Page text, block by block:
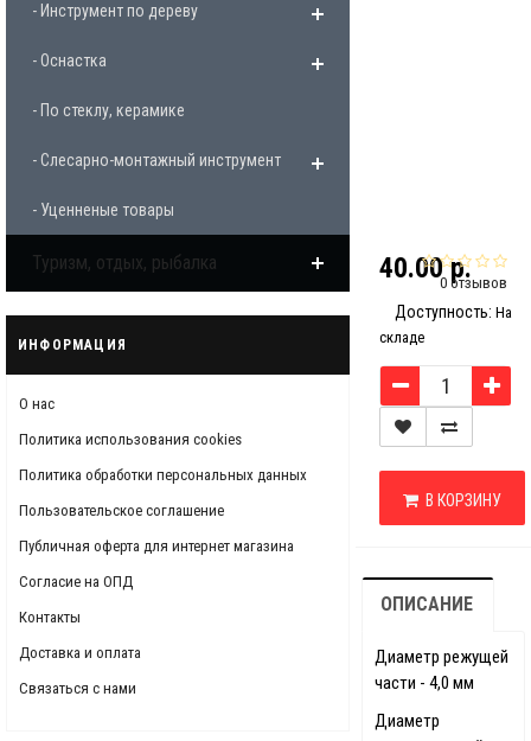
- Инструмент по дереву
- Оснастка
- По стеклу, керамике
- Слесарно-монтажный инструмент
- Уценненые товары
Туризм, отдых, рыбалка
ИНФОРМАЦИЯ
О нас
Политика использования cookies
Политика обработки персональных данных
Пользовательское соглашение
Публичная оферта для интернет магазина
Согласие на ОПД
Контакты
Доставка и оплата
Связаться с нами
0 отзывов
40.00 р.
Доступность: На
складе
В КОРЗИНУ
ОПИСАНИЕ
Диаметр режущей
части - 4,0 мм
Диаметр